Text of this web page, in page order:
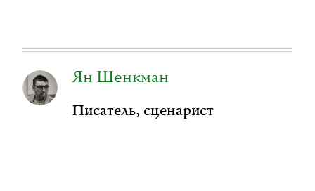
Ян Шенкман
Писатель, сценарист